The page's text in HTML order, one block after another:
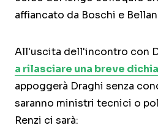
affiancato da Boschi e
All'uscita dell'incontro con
a rilasciare una breve
appoggerà Draghi senza
saranno ministri tecnici o
Renzi ci sarà: